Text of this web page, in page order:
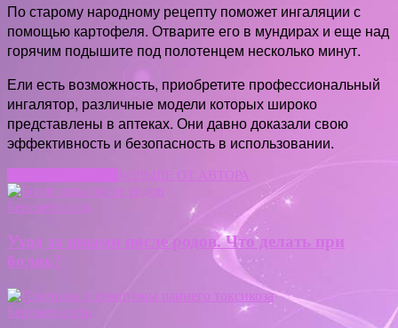
По старому народному рецепту поможет ингаляции с
помощью картофеля. Отварите его в мундирах и еще над
горячим подышите под полотенцем несколько минут.
Ели есть возможность, приобретите профессиональный
ингалятор, различные модели которых широко
представлены в аптеках. Они давно доказали свою
эффективность и безопасность в использовании.
БОЛЬШЕ ОТ АВТОРА
Беременность
Уход за швами после родов. Что делать при
болях?
Беременность